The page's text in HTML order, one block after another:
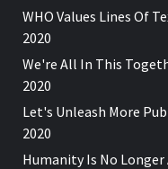
WHO Values Lines Of
2020
We're All In This
2020
Let's Unleash More
2020
Humanity Is No